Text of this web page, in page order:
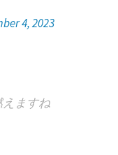
4, 2023
ますね